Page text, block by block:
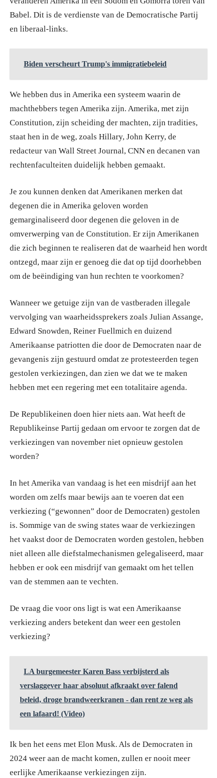
Babel. Dit is de verdienste van de Democratische Partij
en liberaal-links.
Biden verscheurt Trump's immigratiebeleid
We hebben dus in Amerika een systeem waarin de
machthebbers tegen Amerika zijn. Amerika, met zijn
Constitution, zijn scheiding der machten, zijn tradities,
staat hen in de weg, zoals Hillary, John Kerry, de
redacteur van Wall Street Journal, CNN en decanen van
rechtenfaculteiten duidelijk hebben gemaakt.
Je zou kunnen denken dat Amerikanen merken dat
degenen die in Amerika geloven worden
gemarginaliseerd door degenen die geloven in de
omverwerping van de Constitution. Er zijn Amerikanen
die zich beginnen te realiseren dat de waarheid hen wordt
ontzegd, maar zijn er genoeg die dat op tijd doorhebben
om de beëindiging van hun rechten te voorkomen?
Wanneer we getuige zijn van de vastberaden illegale
vervolging van waarheidssprekers zoals Julian Assange,
Edward Snowden, Reiner Fuellmich en duizend
Amerikaanse patriotten die door de Democraten naar de
gevangenis zijn gestuurd omdat ze protesteerden tegen
gestolen verkiezingen, dan zien we dat we te maken
hebben met een regering met een totalitaire agenda.
De Republikeinen doen hier niets aan. Wat heeft de
Republikeinse Partij gedaan om ervoor te zorgen dat de
verkiezingen van november niet opnieuw gestolen
worden?
In het Amerika van vandaag is het een misdrijf aan het
worden om zelfs maar bewijs aan te voeren dat een
verkiezing (“gewonnen” door de Democraten) gestolen
is. Sommige van de swing states waar de verkiezingen
het vaakst door de Democraten worden gestolen, hebben
niet alleen alle diefstalmechanismen gelegaliseerd, maar
hebben er ook een misdrijf van gemaakt om het tellen
van de stemmen aan te vechten.
De vraag die voor ons ligt is wat een Amerikaanse
verkiezing anders betekent dan weer een gestolen
verkiezing?
LA burgemeester Karen Bass verbijsterd als
verslaggever haar absoluut afkraakt over falend
beleid, droge brandweerkranen - dan rent ze weg als
een lafaard! (Video)
Ik ben het eens met Elon Musk. Als de Democraten in
2024 weer aan de macht komen, zullen er nooit meer
eerlijke Amerikaanse verkiezingen zijn.